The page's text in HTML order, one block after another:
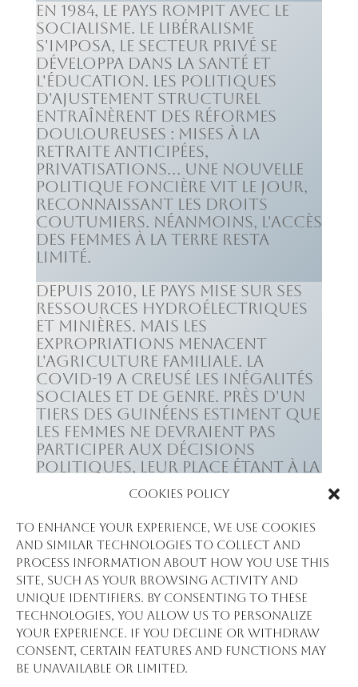
Cookies Policy
To enhance your experience, we use cookies
and similar technologies to collect and
process information about how you use this
site, such as your browsing activity and
unique identifiers. By consenting to these
technologies, you allow us to personalize
your experience. If you decline or withdraw
consent, certain features and functions may
be unavailable or limited.
En 1984, le pays rompit avec le
socialisme. Le libéralisme
s'imposa, le secteur privé se
développa dans la santé et
l'éducation. Les politiques
d'ajustement structurel
entraînèrent des réformes
douloureuses : mises à la
retraite anticipées,
privatisations… Une nouvelle
politique foncière vit le jour,
reconnaissant les droits
coutumiers. Néanmoins, l'accès
des femmes à la terre resta
limité.
Depuis 2010, le pays mise sur ses
ressources hydroélectriques
et minières. Mais les
expropriations menacent
l'agriculture familiale. La
COVID-19 a creusé les inégalités
sociales et de genre. Près d'un
tiers des Guinéens estiment que
les femmes ne devraient pas
participer aux décisions
politiques, leur place étant à la
maison. 77% pensent qu'une
femme ne doit s'engager en
politique qu'avec la permission
de sa famille. Des défis immenses
restent donc à relever pour
une société plus juste et
inclusive !
GETSPA_Rapport-Pol-